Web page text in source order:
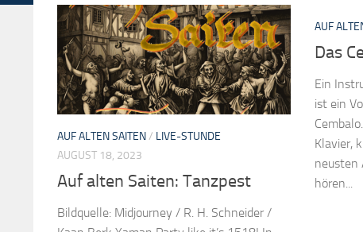
AUF ALTEN SAITEN/ LIVE-STUNDE
AUGUST 18, 2023
Auf alten Saiten: Tanzpest
Bildquelle: Midjourney / R. H. Schneider /
AUF
Das
Ein
ist ein
Klavier,
neusten
hören...